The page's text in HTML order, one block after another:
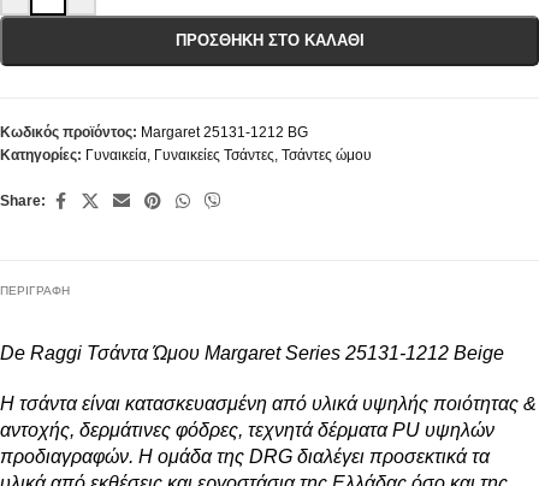
ΠΡΟΣΘΉΚΗ ΣΤΟ ΚΑΛΆΘΙ
Κωδικός προϊόντος: Margaret 25131-1212 BG
Κατηγορίες: Γυναικεία, Γυναικείες Τσάντες, Τσάντες ώμου
Share:
ΠΕΡΙΓΡΑΦΉ
De Raggi Τσάντα Ώμου Margaret Series 25131-1212 Beige
Η τσάντα είναι κατασκευασμένη από υλικά υψηλής ποιότητας &
αντοχής, δερμάτινες φόδρες, τεχνητά δέρματα PU υψηλών
προδιαγραφών. Η ομάδα της DRG διαλέγει προσεκτικά τα